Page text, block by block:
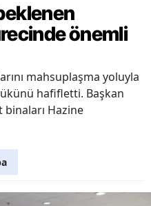
önemli
mahsuplaşma yoluyla
hafifletti. Başkan
binaları Hazine